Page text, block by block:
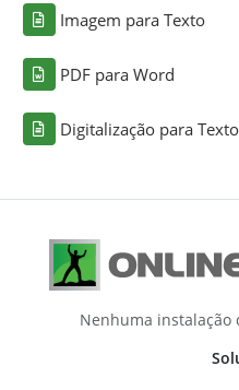
Imagem para Texto
PDF para Word
Digitalização para Texto
Nenhuma instalação